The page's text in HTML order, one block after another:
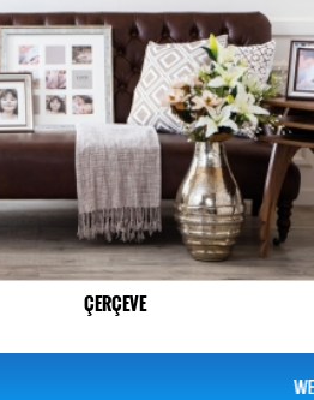
ÇERÇEVE